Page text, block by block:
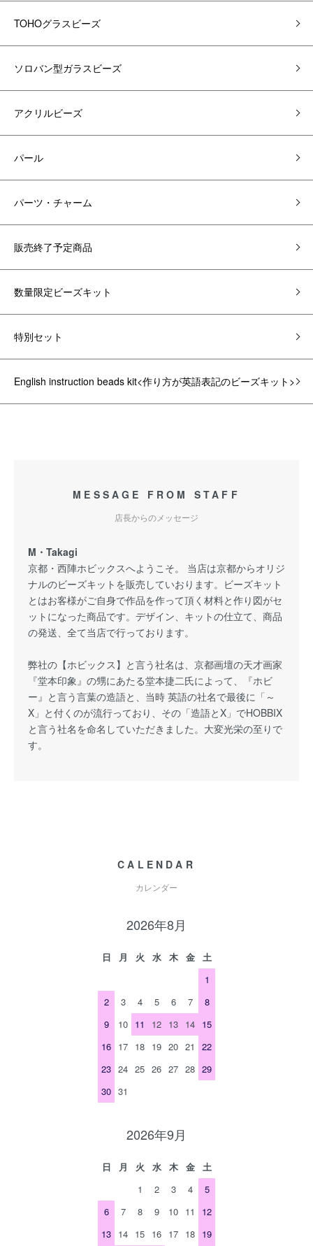
TOHOグラスビーズ
ソロバン型ガラスビーズ
アクリルビーズ
パール
パーツ・チャーム
販売終了予定商品
数量限定ビーズキット
特別セット
English instruction beads kit<作り方が英語表記のビーズキット>
MESSAGE FROM STAFF
店長からのメッセージ
M・Takagi
京都・西陣ホビックスへようこそ。 当店は京都からオリジ
ナルのビーズキットを販売していおります。ビーズキット
とはお客様がご自身で作品を作って頂く材料と作り図がセ
ットになった商品です。デザイン、キットの仕立て、商品
の発送、全て当店で行っております。
弊社の【ホビックス】と言う社名は、京都画壇の天才画家
『堂本印象』の甥にあたる堂本捷二氏によって、『ホビ
ー』と言う言葉の造語と、当時 英語の社名で最後に「～
X」と付くのが流行っており、その「造語とX」でHOBBIX
と言う社名を命名していただきました。大変光栄の至りで
す。
CALENDAR
カレンダー
2026年8月
日 月 火 水 木 金
土
1
2
3 4 5 6 7
8
9
10 11 12 13 14 15
16 17 18 19 20 21
22
23 24 25 26 27 28 29
30 31
2026年9月
日 月 火 水 木 金
土
1
2 3 4
5
6
7 8 9 10 11
12
13 14 15 16 17 18 19